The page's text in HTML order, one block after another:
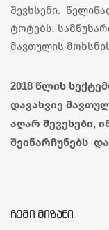
შევხსენი.
ტოტებს.
მავთულის
2018 წლის
დავახვიე
აღარ შევეხები,
შეინარჩუნებს
ᲩᲔᲛᲘ ᲛᲘᲖᲐᲜᲘ